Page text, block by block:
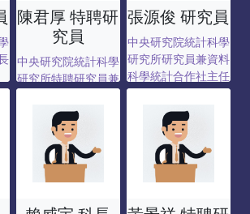
陳君厚 特聘研
究員
中央研究院統計科學
研究所特聘研究員兼
張源俊 研究員
中央研究院統計科學
研究所研究員兼資料
科學統計合作社主任